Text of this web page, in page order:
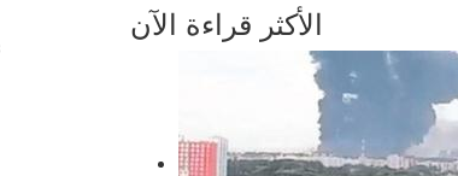
الأكثر قراءة الآن